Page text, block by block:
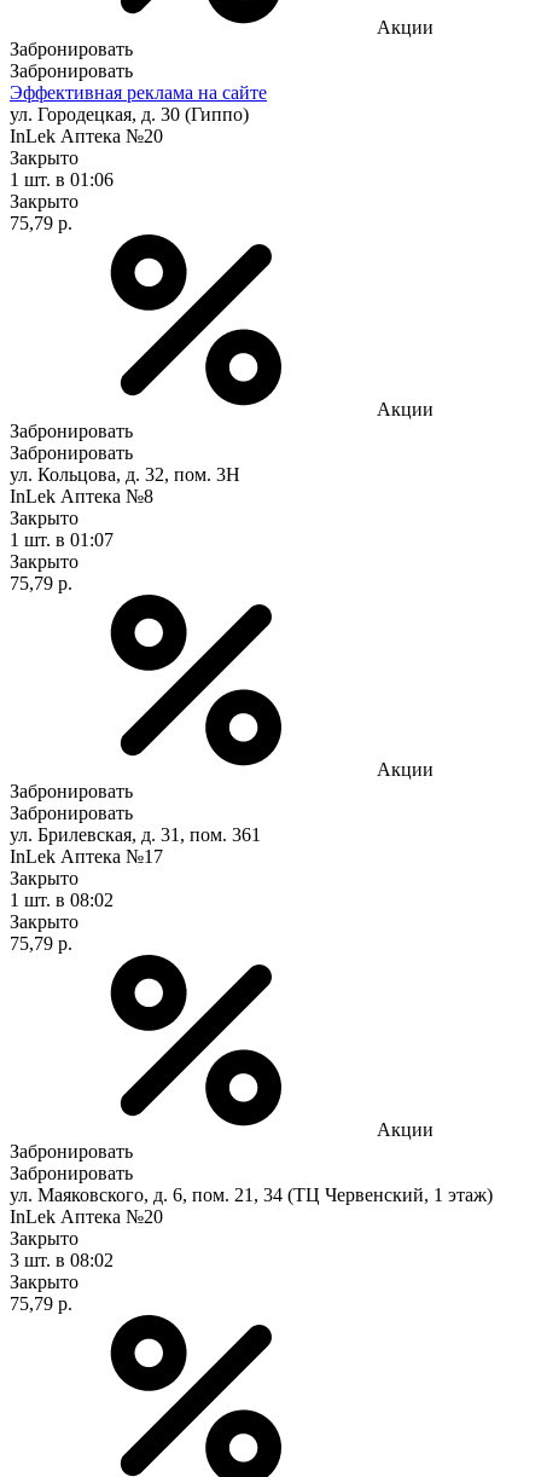
Акции
Забронировать
Забронировать
Эффективная реклама на сайте
ул. Городецкая, д. 30 (Гиппо)
InLek Аптека №20
Закрыто
1 шт. в 01:06
Закрыто
75,79 р.
Акции
Забронировать
Забронировать
ул. Кольцова, д. 32, пом. 3Н
InLek Аптека №8
Закрыто
1 шт. в 01:07
Закрыто
75,79 р.
Акции
Забронировать
Забронировать
ул. Брилевская, д. 31, пом. 361
InLek Аптека №17
Закрыто
1 шт. в 08:02
Закрыто
75,79 р.
Акции
Забронировать
Забронировать
ул. Маяковского, д. 6, пом. 21, 34 (ТЦ Червенский, 1 этаж)
InLek Аптека №20
Закрыто
3 шт. в 08:02
Закрыто
75,79 р.